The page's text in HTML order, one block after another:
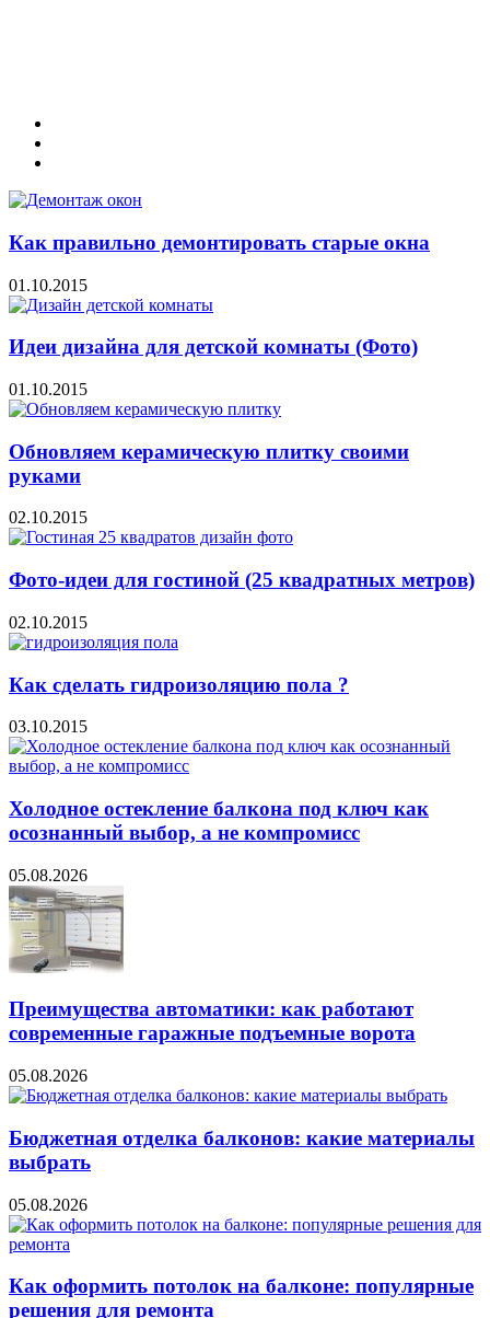
Как правильно демонтировать старые окна
01.10.2015
Идеи дизайна для детской комнаты (Фото)
01.10.2015
Обновляем керамическую плитку своими
руками
02.10.2015
Фото-идеи для гостиной (25 квадратных метров)
02.10.2015
Как сделать гидроизоляцию пола ?
03.10.2015
Холодное остекление балкона под ключ как
осознанный выбор, а не компромисс
05.08.2026
Преимущества автоматики: как работают
современные гаражные подъемные ворота
05.08.2026
Бюджетная отделка балконов: какие материалы
выбрать
05.08.2026
Как оформить потолок на балконе: популярные
решения для ремонта